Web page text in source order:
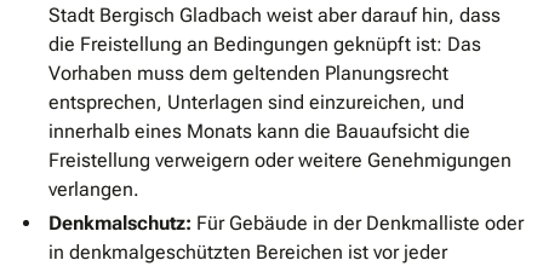
Stadt Bergisch Gladbach weist aber darauf hin, dass
die Freistellung an Bedingungen geknüpft ist: Das
Vorhaben muss dem geltenden Planungsrecht
entsprechen, Unterlagen sind einzureichen, und
innerhalb eines Monats kann die Bauaufsicht die
Freistellung verweigern oder weitere Genehmigungen
verlangen.
Denkmalschutz: Für Gebäude in der Denkmalliste oder
in denkmalgeschützten Bereichen ist vor jeder